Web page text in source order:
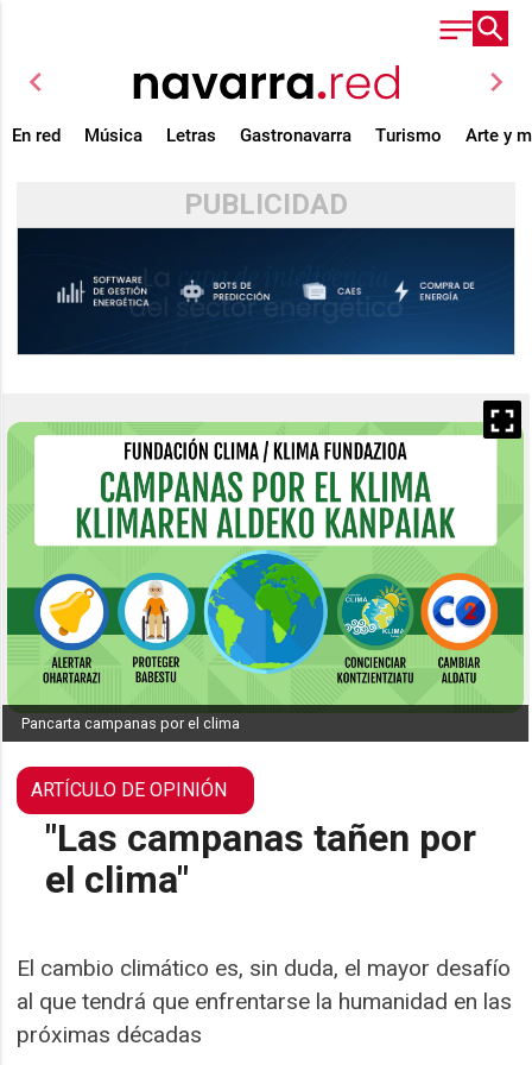
chevron_left chevron_right
En red Música Letras Gastronavarra Turismo Arte y
PUBLICIDAD
"Las campanas tañen por
el clima"
El cambio climático es, sin duda, el mayor desafío
al que tendrá que enfrentarse la humanidad en las
próximas décadas
Pancarta campanas por el clima